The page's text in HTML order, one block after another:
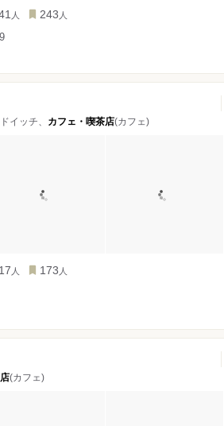
人 243 人
イッチ、 カフェ・喫茶店(カフェ)
17 人 173 人
(カフェ)